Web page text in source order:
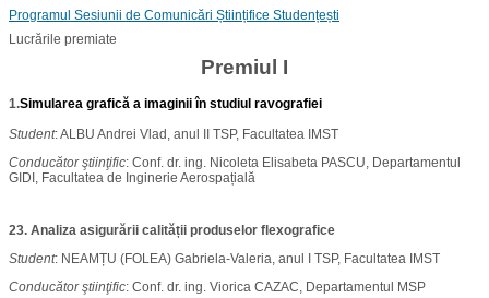
Programul Sesiunii de Comunicări Științifice Studențești
Lucrările premiate
Premiul I
1.Simularea grafică a imaginii în studiul ravografiei
Student: ALBU Andrei Vlad, anul II TSP, Facultatea IMST
Conducător ştiinţific: Conf. dr. ing. Nicoleta Elisabeta PASCU, Departamentul
GIDI, Facultatea de Inginerie Aerospațială
23. Analiza asigurării calității produselor flexografice
Student: NEAMȚU (FOLEA) Gabriela-Valeria, anul I TSP, Facultatea IMST
Conducător ştiinţific: Conf. dr. ing. Viorica CAZAC, Departamentul MSP